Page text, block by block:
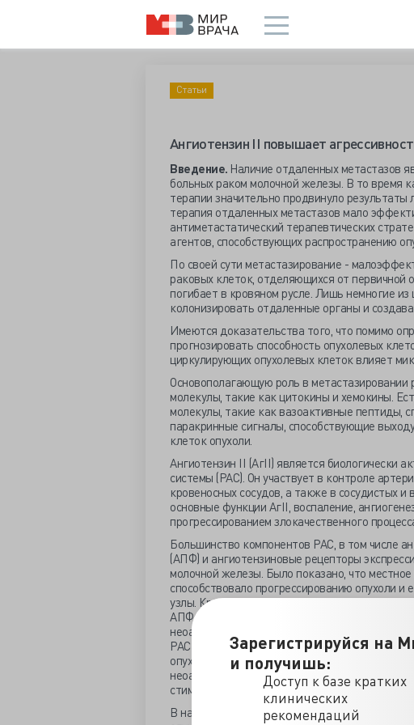
Зарегистрируйся на
и получишь:
Доступ к базе кратких
клинических
рекомендаций
Статьи
Ангиотензин II повышает
Введение. Наличие отдаленных метастазов
больных раком молочной железы. В то время
терапии значительно продвинуло
терапия отдаленных метастазов мало
антиметастатический терапевтических
агентов, способствующих распространению
По своей сути метастазирование -
раковых клеток, отделяющихся от первичной
погибает в кровяном русле. Лишь немногие
колонизировать отдаленные органы и
Имеются доказательства того, что помимо
прогнозировать способность опухолевых
циркулирующих опухолевых клеток влияет
Основополагающую роль в
молекулы, такие как цитокины и хемокины.
молекулы, такие как вазоактивные пептиды,
паракринные сигналы, способствующие
клеток опухоли.
Ангиотензин II (АгII) является биологически
системы (РАС). Он участвует в контроле
кровеносных сосудов, а также в сосудистых
основные функции АгII, воспаление,
прогрессированием злокачественного
Большинство компонентов РАС, в том числе
(АПФ) и ангиотензиновые рецепторы
молочной железы. Было показано, что
способствовало прогрессированию опухоли
узлы. Кроме того in vivo на мышиной модели
АПФ или блокаторы рецепторов
неоангиогенез и метастазирование. Тем не
РАС объяснялись воздействием на
опухоль-ассоциированных макрофагов или
неоангиогенеза, и на сегодняшний день
стимулировать метастатический эффект
В настоящем исследовании изучена